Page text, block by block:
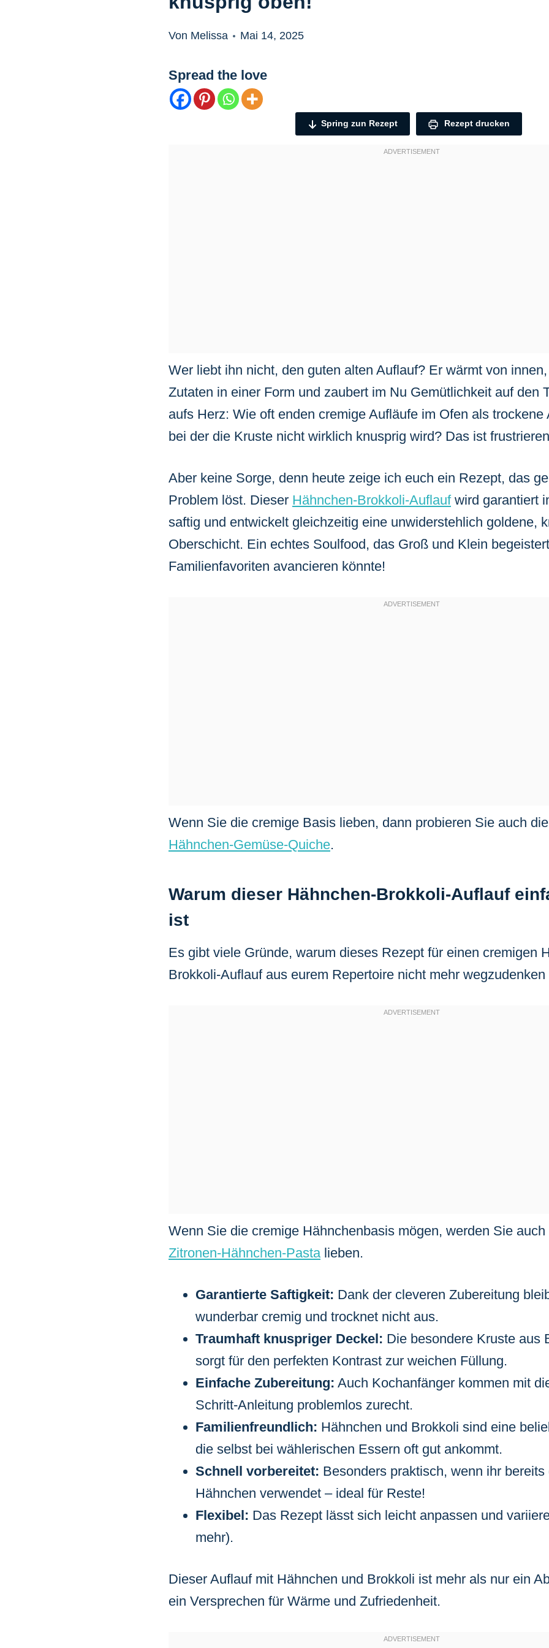
Von Melissa Mai 14, 2025
Spread the love
Spring zun Rezept Rezept drucken
Wer liebt ihn nicht, den guten alten Auflauf? Er wärmt von
Zutaten in einer Form und zaubert im Nu Gemütlichkeit auf den
aufs Herz: Wie oft enden cremige Aufläufe im Ofen als trockene
bei der die Kruste nicht wirklich knusprig wird? Das ist
Aber keine Sorge, denn heute zeige ich euch ein Rezept, das
Problem löst. Dieser Hähnchen-Brokkoli-Auflaufwird garantiert
saftig und entwickelt gleichzeitig eine unwiderstehlich goldene,
Oberschicht. Ein echtes Soulfood, das Groß und Klein
Familienfavoriten avancieren könnte!
Wenn Sie die cremige Basis lieben, dann probieren Sie auch die
Hähnchen-Gemüse-Quiche.
Warum dieser Hähnchen-Brokkoli-Auflauf
ist
Es gibt viele Gründe, warum dieses Rezept für einen cremigen
Brokkoli-Auflauf aus eurem Repertoire nicht mehr
Wenn Sie die cremige Hähnchenbasis mögen, werden Sie
Zitronen-Hähnchen-Pasta lieben.
Garantierte Saftigkeit: Dank der cleveren Zubereitung
wunderbar cremig und trocknet nicht aus.
Traumhaft knuspriger Deckel: Die besondere Kruste aus
sorgt für den perfekten Kontrast zur weichen Füllung.
Einfache Zubereitung: Auch Kochanfänger kommen mit
Schritt-Anleitung problemlos zurecht.
Familienfreundlich: Hähnchen und Brokkoli sind eine
die selbst bei wählerischen Essern oft gut ankommt.
Schnell vorbereitet: Besonders praktisch, wenn ihr bereits
Hähnchen verwendet – ideal für Reste!
Flexibel: Das Rezept lässt sich leicht anpassen und
mehr).
Dieser Auflauf mit Hähnchen und Brokkoli ist mehr als nur ein
ein Versprechen für Wärme und Zufriedenheit.